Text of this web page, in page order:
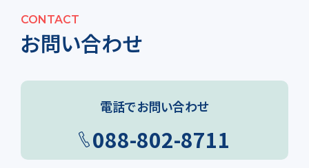
CONTACT
お問い合わせ
電話でお問い合わせ
088-802-8711